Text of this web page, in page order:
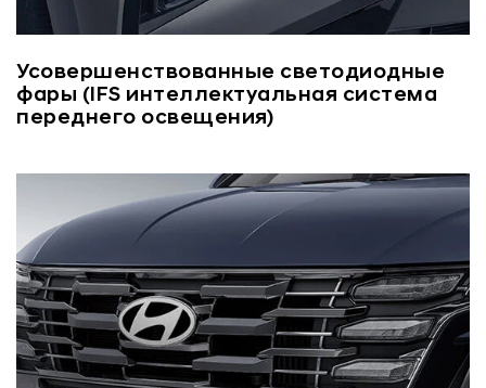
Усовершенствованные светодиодные
фары (IFS интеллектуальная система
переднего освещения)